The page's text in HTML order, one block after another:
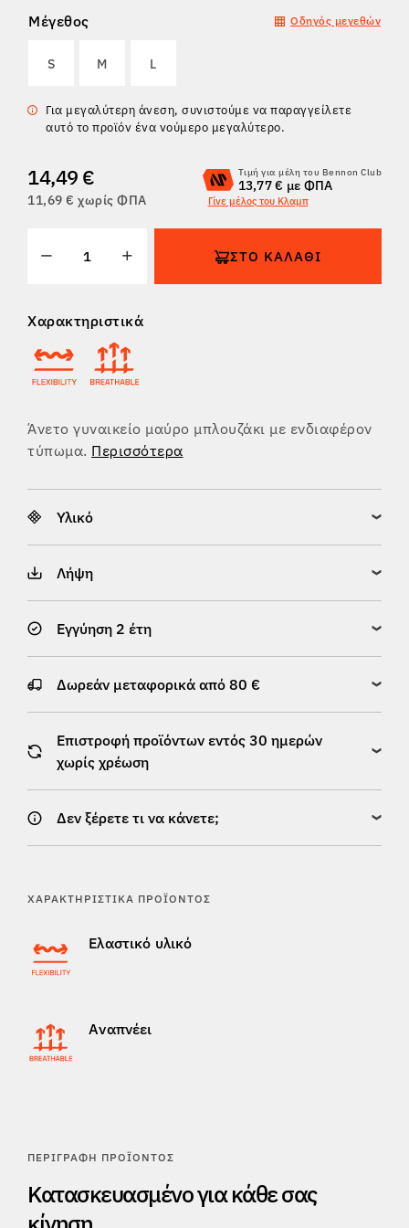
ΕΠΙΣΤΡΟΦΈΣ
Μέγεθος Οδηγός μεγεθών
S M L
Για μεγαλύτερη άνεση, συνιστούμε να παραγγείλετε
αυτό το προϊόν ένα νούμερο μεγαλύτερο.
14,49 €
11,69 € χωρίς ΦΠΑ
Τιμή για μέλη του Bennon Club
13,77 € με ΦΠΑ
Γίνε μέλος του Κλαμπ
ΣΤΟ ΚΑΛΆΘΙ
Χαρακτηριστικά
Άνετο γυναικείο μαύρο μπλουζάκι με ενδιαφέρον
τύπωμα. Περισσότερα
Υλικό
Λήψη
Εγγύηση 2 έτη
Δωρεάν μεταφορικά από 80 €
Επιστροφή προϊόντων εντός 30 ημερών
χωρίς χρέωση
Δεν ξέρετε τι να κάνετε;
ΧΑΡΑΚΤΗΡΙΣΤΙΚΆ ΠΡΟΪΌΝΤΟΣ
Ελαστικό υλικό
Αναπνέει
ΠΕΡΙΓΡΑΦΉ ΠΡΟΪΌΝΤΟΣ
Κατασκευασμένο για κάθε σας